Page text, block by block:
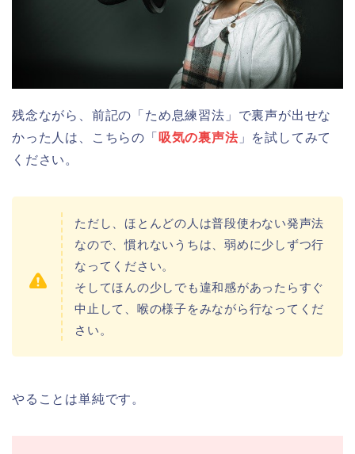
残念ながら、前記の「ため息練習法」で裏声が出せな
かった人は、こちらの「 吸気の裏声法」を試してみて
ください。
ただし、ほとんどの人は普段使わない発声法
なので、慣れないうちは、弱めに少しずつ行
なってください。
そしてほんの少しでも違和感があったらすぐ
中止して、喉の様子をみながら行なってくだ
さい。
やることは単純です。